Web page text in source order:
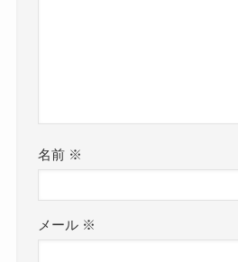
名前 ※
メール ※